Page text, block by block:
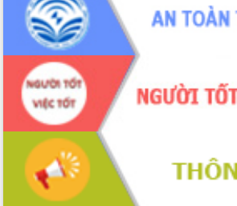
Trương Công Thái kiểm tra thực địa
Dự án cao tốc Khánh Hòa - Buôn Ma
Định vị cà phê Việt Nam như một “di
sản sống” trong dòng chảy toàn cầu
Xây dựng nông thôn mới: Nâng cao đời
sống người dân từ những mô hình thiết
Quyết liệt tháo gỡ vướng mắc, đẩy
nhanh tiến độ các dự án trọng điểm
trong Khu kinh tế Nam Phú Yên